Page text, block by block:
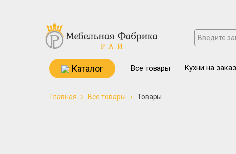
Кухни на заказ
Все товары
Каталог
Главная › Все товары › Товары